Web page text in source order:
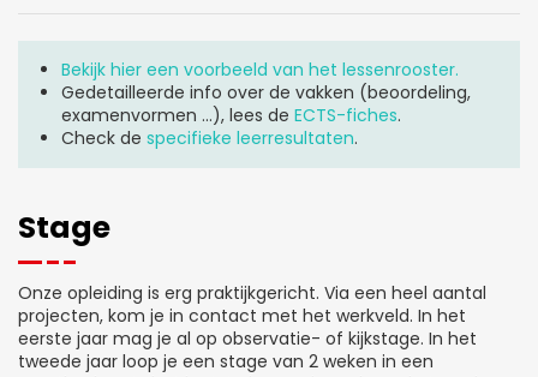
Bekijk hier een voorbeeld van het lessenrooster.
Gedetailleerde info over de vakken (beoordeling,
examenvormen ...), lees de ECTS-fiches.
Check de specifieke leerresultaten.
Stage
Onze opleiding is erg praktijkgericht. Via een heel aantal
projecten, kom je in contact met het werkveld. In het
eerste jaar mag je al op observatie- of kijkstage. In het
tweede jaar loop je een stage van 2 weken in een